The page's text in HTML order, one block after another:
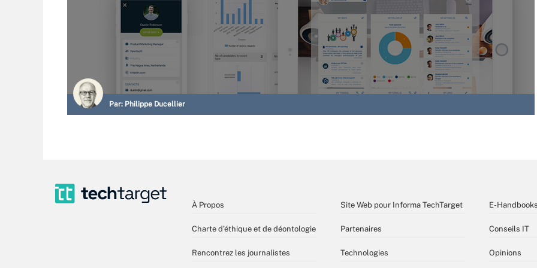
Par: Philippe Ducellier
À Propos
Charte d’éthique et de déontologie
Rencontrez les journalistes
Site Web pour Informa TechTarget
Partenaires
Technologies
E-
Conseils IT
Opinions